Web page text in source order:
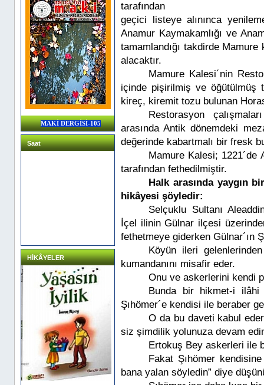
MAKİ DERGİSİ-105
Saat
HİKÂYELER
tarafından
geçici listeye alınınca
Anamur Kaymakamlığı ve
tamamlandığı takdirde
alacaktır.
Mamure Kalesi´nin
içinde pişirilmiş ve öğütülmüş
kireç, kiremit tozu bulunan
Restorasyon
arasında Antik dönemdeki
değerinde kabartmalı bir fresk
Mamure Kalesi; 1221´de
tarafından fethedilmiştir.
Halk arasında yaygın
hikâyesi şöyledir:
Selçuklu Sultanı
İçel ilinin Gülnar ilçesi
fethetmeye giderken Gülnar´ın
Köyün ileri
kumandanını misafir eder.
Onu ve askerlerini kendi
Bunda bir hikmet-i ilâhi
Şıhömer´e kendisi ile beraber
O da bu daveti kabul
siz şimdilik yolunuza devam
Ertokuş Bey askerleri ile
Fakat Şıhömer
bana yalan söyledin” diye